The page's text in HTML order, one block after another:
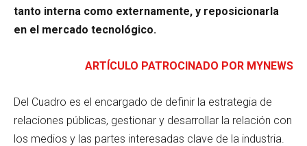
tanto interna como externamente, y reposicionarla
en el mercado tecnológico.
ARTÍCULO PATROCINADO POR MYNEWS
Del Cuadro es el encargado de definir la estrategia de
relaciones públicas, gestionar y desarrollar la relación con
los medios y las partes interesadas clave de la industria.